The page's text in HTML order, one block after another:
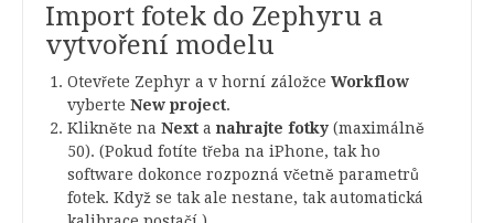
Import fotek do Zephyru a
vytvoření modelu
Otevřete Zephyr a v horní záložce Workflow
vyberte New project.
Klikněte na Next a nahrajte fotky (maximálně
50). (Pokud fotíte třeba na iPhone, tak ho
software dokonce rozpozná včetně parametrů
fotek. Když se tak ale nestane, tak automatická